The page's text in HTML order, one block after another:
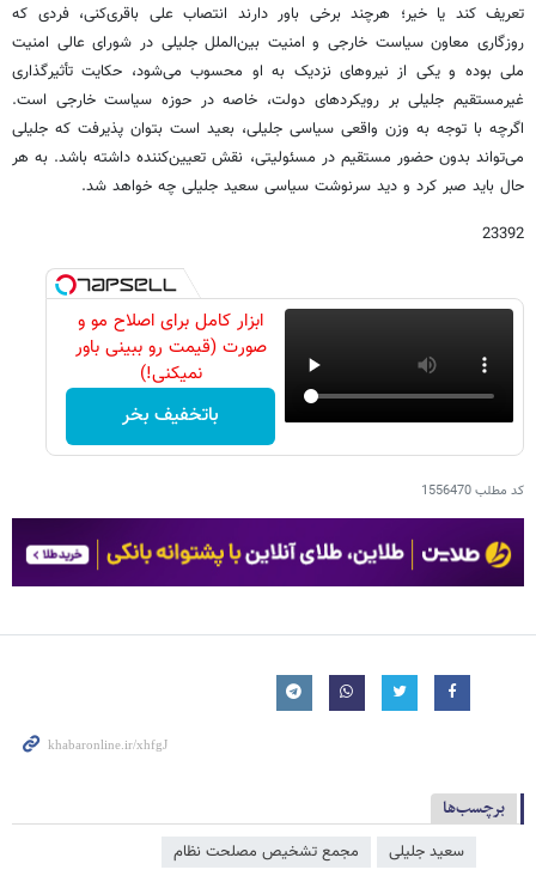
تعریف کند یا خیر؛ هرچند برخی باور دارند انتصاب علی باقری‌کنی، فردی که
روزگاری معاون سیاست خارجی و امنیت بین‌الملل جلیلی در شورای عالی امنیت
ملی بوده و یکی از نیروهای نزدیک به او محسوب می‌شود، حکایت تأثیرگذاری
غیرمستقیم جلیلی بر رویکردهای دولت، خاصه در حوزه سیاست خارجی است.
اگرچه با توجه به وزن واقعی سیاسی جلیلی، بعید است بتوان پذیرفت که جلیلی
می‌تواند بدون حضور مستقیم در مسئولیتی، نقش تعیین‌کننده داشته باشد. به هر
حال باید صبر کرد و دید سرنوشت سیاسی سعید جلیلی چه خواهد شد.
23392
ابزار کامل برای اصلاح مو و
صورت (قیمت رو ببینی باور
نمیکنی!)
باتخفیف بخر
کد مطلب1556470
برچسب‌ها
سعید جلیلی مجمع تشخیص مصلحت نظام